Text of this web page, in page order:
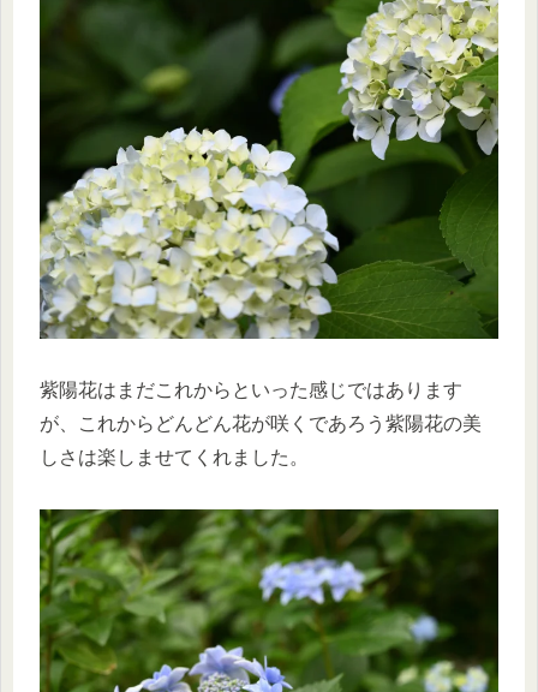
紫陽花はまだこれからといった感じではあります
が、これからどんどん花が咲くであろう紫陽花の美
しさは楽しませてくれました。